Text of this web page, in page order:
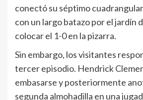
conectó su séptimo
con un largo batazo por el jardín
colocar el 1-0 en la pizarra.
Sin embargo, los visitantes
tercer episodio. Hendrick
embasarse y posteriormente
segunda almohadilla en una